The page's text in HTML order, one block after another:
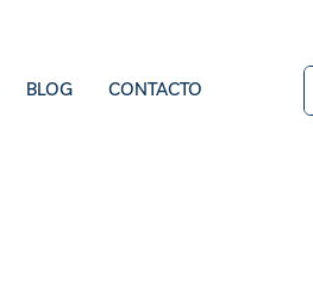
BLOG CONTACTO